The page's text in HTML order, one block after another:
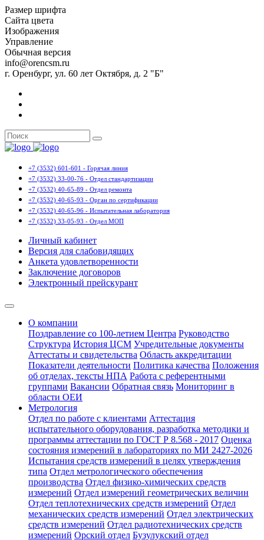
Размер шрифта
Сайта цвета
Изображения
Управление
Обычная версия
info@orencsm.ru
г. Оренбург, ул. 60 лет Октября, д. 2 "Б"
+7 (3532) 601-601 - Горячая линия
+7 (3532) 33-00-76 - Отдел стандартизации
+7 (3532) 40-65-89 - Отдел ремонта
+7 (3532) 40-65-93 - Орган по сертификации
+7 (3532) 40-65-96 - Испытательная лаборатория
+7 (3532) 33-05-93 - Отдел МОП
Личный кабинет
Версия для слабовидящих
Анкета удовлетворенности
Заключение договоров
Электронный прейскурант
О компании
Поздравление со 100-летием Центра Руководство
Структура История ЦСМ Учредительные документы
Аттестаты и свидетельства Область аккредитации
Показатели деятельности Политика качества Положения
об отделах, тексты НПА Работа с референтными
группами Вакансии Обратная связь Мониторинг в
области ОЕИ
Метрология
Отдел по работе с клиентами Аттестация
испытательного оборудования, разработка методики и
программы аттестации по ГОСТ Р 8.568 - 2017 Оценка
состояния измерений в лабораториях по МИ 2427-2026
Испытания средств измерений в целях утверждения
типа Отдел метрологического обеспечения
производства Отдел физико-химических средств
измерений Отдел измерений геометрических величин
Отдел теплотехнических средств измерений Отдел
механических средств измерений Отдел электрических
средств измерений Отдел радиотехнических средств
измерений Орский отдел Бузулукский отдел